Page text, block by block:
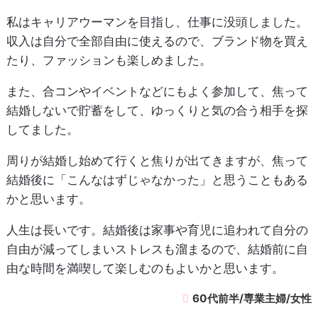
私はキャリアウーマンを目指し、仕事に没頭しました。
収入は自分で全部自由に使えるので、ブランド物を買え
たり、ファッションも楽しめました。
また、合コンやイベントなどにもよく参加して、焦って
結婚しないで貯蓄をして、ゆっくりと気の合う相手を探
してました。
周りが結婚し始めて行くと焦りが出てきますが、焦って
結婚後に「こんなはずじゃなかった」と思うこともある
かと思います。
人生は長いです。結婚後は家事や育児に追われて自分の
自由が減ってしまいストレスも溜まるので、結婚前に自
由な時間を満喫して楽しむのもよいかと思います。
60代前半/専業主婦/女性